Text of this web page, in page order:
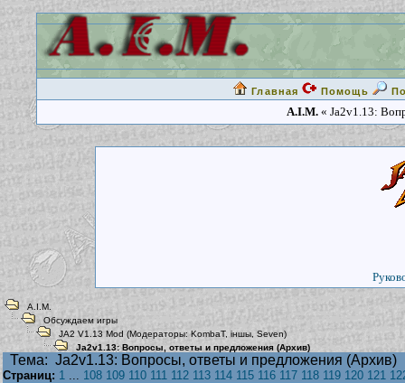
Главная Помощь
A.I.M.« Ja2v1.13:
A.I.M.
Обсуждаем игры
JA2 V1.13 Mod (Модераторы:KombaT, iншы Seven)
Ja2v1.13: Вопросы, ответы и предложения (Архив)
Тема: Ja2v1.13: Вопросы, ответы и предложения (Архив)
Страниц: 1 ... 108 109 110 111 112 113 114 115 116 117 118 119 120 121